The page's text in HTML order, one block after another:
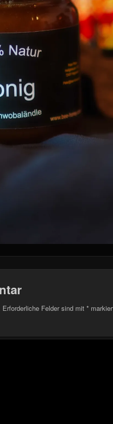
Erforderliche Felder sind mit *